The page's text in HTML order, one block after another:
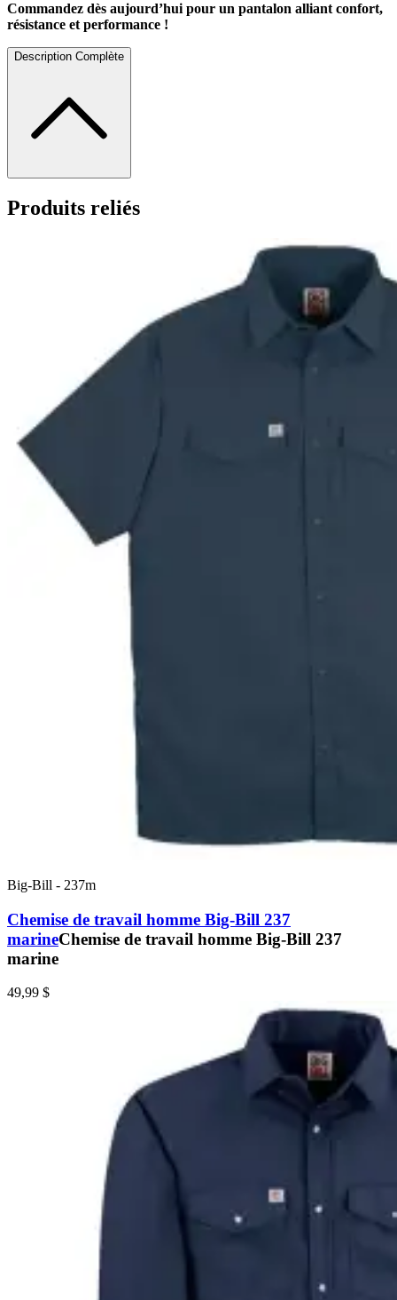
Commandez dès aujourd’hui pour un pantalon alliant confort,
résistance et performance !
Description Complète
Produits reliés
Big-Bill - 237m
Chemise de travail homme Big-Bill 237
marineChemise de travail homme Big-Bill 237
marine
49,99 $